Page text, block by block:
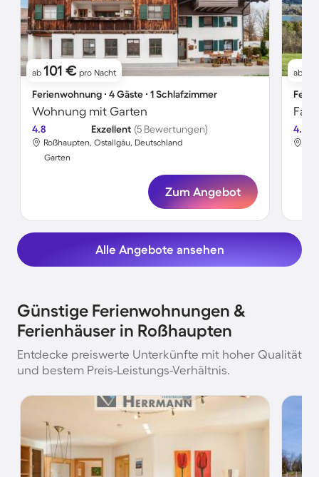
ab 101 € pro Nacht
Ferienwohnung ∙ 4 Gäste ∙ 1 Schlafzimmer
Wohnung mit Garten
4.8 Exzellent (5 Bewertungen)
Roßhaupten, Ostallgäu, Deutschland
Garten
Zum Angebot
ab
4.8
Alle Angebote ansehen
Günstige Ferienwohnungen &
Ferienhäuser in Roßhaupten
Entdecke preiswerte Unterkünfte mit hoher Qualität
und bestem Preis-Leistungs-Verhältnis.